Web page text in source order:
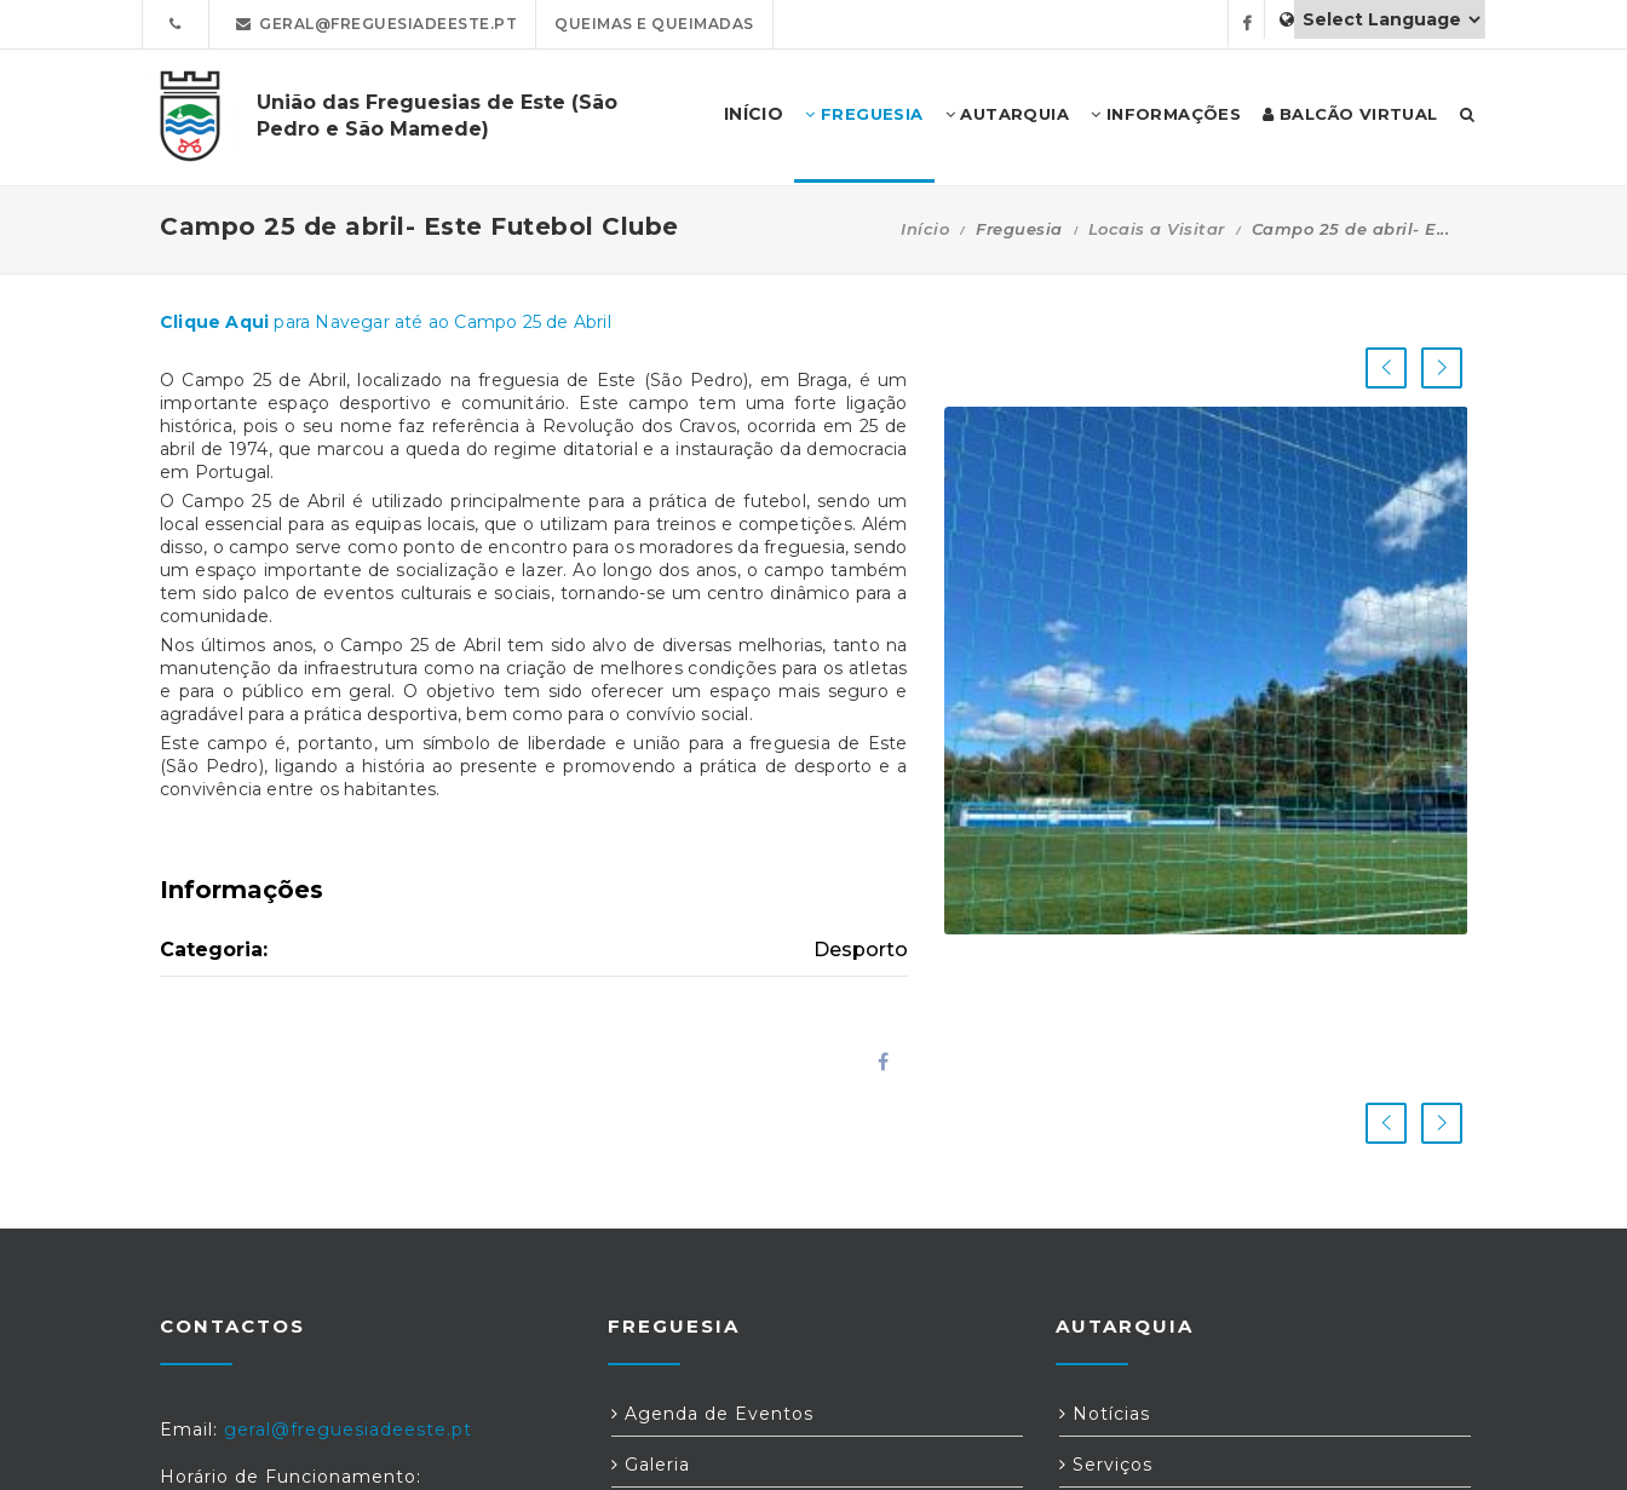
GERAL@FREGUESIADEESTE.PT QUEIMAS E QUEIMADAS
União das Freguesias de Este (São
Pedro e São Mamede)
INÍCIO FREGUESIA AUTARQUIA INFORMAÇÕES BALCÃO VIRTUAL
Campo 25 de abril- Este Futebol Clube Início Freguesia Locais a Visitar Campo 25 de abril- E...
Clique Aqui para Navegar até ao Campo 25 de Abril
O Campo 25 de Abril, localizado na freguesia de Este (São Pedro), em Braga, é um
importante espaço desportivo e comunitário. Este campo tem uma forte ligação
histórica, pois o seu nome faz referência à Revolução dos Cravos, ocorrida em 25 de
abril de 1974, que marcou a queda do regime ditatorial e a instauração da democracia
em Portugal.
O Campo 25 de Abril é utilizado principalmente para a prática defutebol, sendo um
local essencial para as equipas locais, que o utilizam para treinos e competições. Além
disso, o campo serve como ponto de encontro para os moradores da freguesia, sendo
um espaço importante de socialização e lazer. Ao longo dos anos, o campo também
tem sido palco de eventos culturais e sociais, tornando-se um centro dinâmico para a
comunidade.
Nos últimos anos, o Campo 25 de Abril tem sido alvo de diversas melhorias, tanto na
manutenção da infraestrutura como na criação de melhores condições para os atletas
e para o público em geral. O objetivo tem sido oferecer um espaço mais seguro e
agradável para a prática desportiva, bem como para o convívio social.
Este campo é, portanto, um símbolo de liberdade e união para a freguesia de Este
(São Pedro), ligando a história ao presente e promovendo a prática de desporto e a
convivência entre os habitantes.
Informações
Categoria: Desporto
CONTACTOS
Email: geral@freguesiadeeste.pt
Horário de Funcionamento:
FREGUESIA
Agenda de Eventos
Galeria
AUTARQUIA
Notícias
Serviços